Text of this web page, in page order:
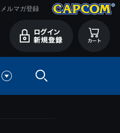
メルマガ登録